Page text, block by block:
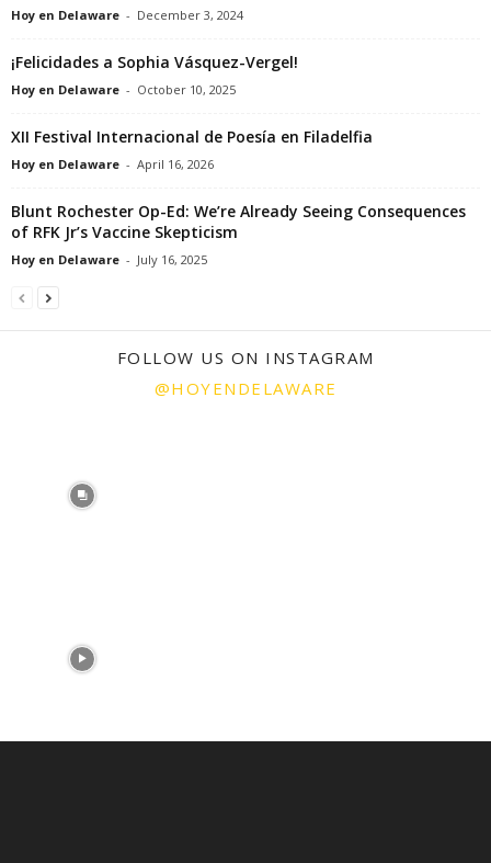
Hoy en Delaware - December 3, 2024
¡Felicidades a Sophia Vásquez-Vergel!
Hoy en Delaware - October 10, 2025
XII Festival Internacional de Poesía en Filadelfia
Hoy en Delaware - April 16, 2026
Blunt Rochester Op-Ed: We’re Already Seeing Consequences
of RFK Jr’s Vaccine Skepticism
Hoy en Delaware - July 16, 2025
FOLLOW US ON INSTAGRAM
@HOYENDELAWARE